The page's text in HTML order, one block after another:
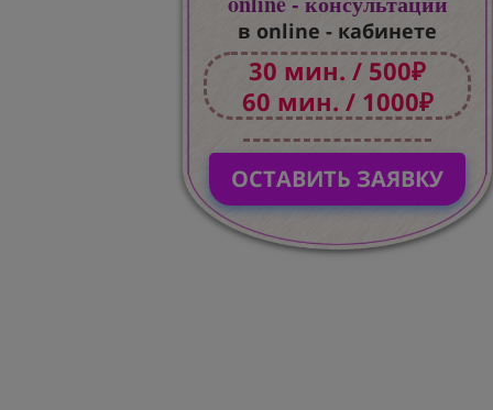
в online - кабинете
30 мин. / 500₽
60 мин. / 1000₽
ОСТАВИТЬ ЗАЯВКУ